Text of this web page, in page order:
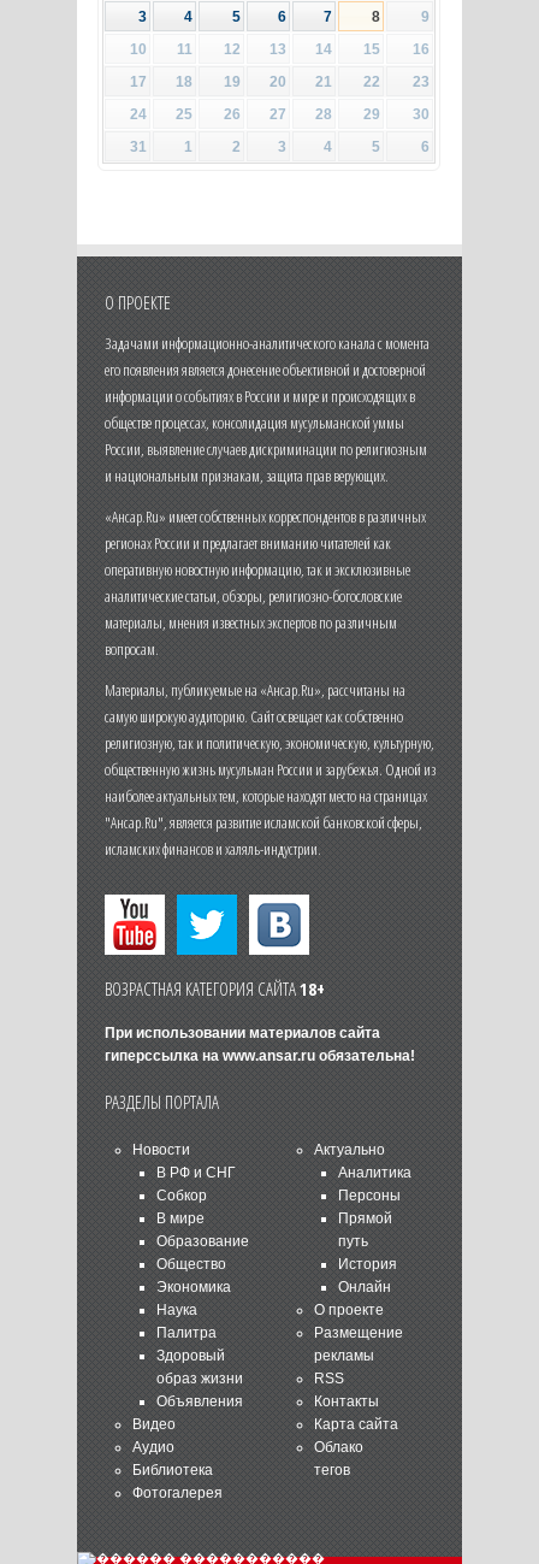
3
4 5 6 7 8
9
10
11 12 13 14 15
16
17
18 19 20 21 22
23
24
25 26 27 28 29
30
31
1 2 3 4 5 6
О ПРОЕКТЕ
Задачами информационно-аналитического канала с момента
его появления является донесение объективной и достоверной
информации о событиях в России и мире и происходящих в
обществе процессах, консолидация мусульманской уммы
России, выявление случаев дискриминации по религиозным
и национальным признакам, защита прав верующих.
«Ансар.Ru» имеет собственных корреспондентов в различных
регионах России и предлагает вниманию читателей как
оперативную новостную информацию, так и эксклюзивные
аналитические статьи, обзоры, религиозно-богословские
материалы, мнения известных экспертов по различным
вопросам.
Материалы, публикуемые на «Ансар.Ru», рассчитаны на
самую широкую аудиторию. Сайт освещает как собственно
религиозную, так и политическую, экономическую, культурную,
общественную жизнь мусульман России и зарубежья. Одной из
наиболее актуальных тем, которые находят место на страницах
"Ансар.Ru", является развитие исламской банковской сферы,
исламских финансов и халяль-индустрии.
ВОЗРАСТНАЯ КАТЕГОРИЯ САЙТА18+
При использовании материалов сайта
гиперссылка на www.ansar.ruобязательна!
РАЗДЕЛЫ ПОРТАЛА
Новости
В РФ и СНГ
Собкор
В мире
Образование
Общество
Экономика
Наука
Палитра
Здоровый
образ жизни
Объявления
Видео
Аудио
Библиотека
Фотогалерея
Актуально
Аналитика
Персоны
Прямой
путь
История
Онлайн
О проекте
Размещение
рекламы
RSS
Контакты
Карта сайта
Облако
тегов